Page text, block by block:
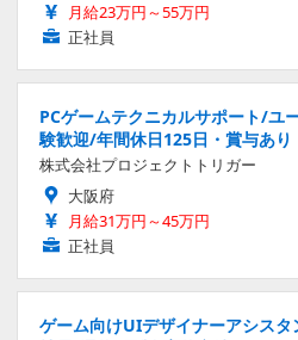
月給23万円～55万円
正社員
PCゲームテクニカルサポート/ユ
験歓迎/年間休日125日・賞与あり
株式会社プロジェクトトリガー
大阪府
月給31万円～45万円
正社員
ゲーム向けUIデザイナーアシス